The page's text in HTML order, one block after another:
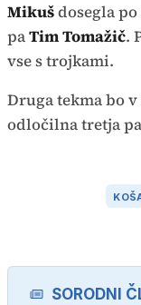
Mikušdosegla
paTim Tomažič.
vse s trojkami.
Druga tekma bo
odločilna tretja
SORODNI